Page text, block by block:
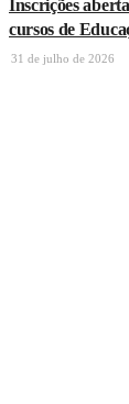
Inscrições
cursos de
31 de julho de 2026